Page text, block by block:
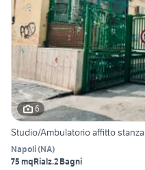
6
Studio/Ambulatorio affitto stanza
Napoli(NA)
75 mqRialz.2 Bagni